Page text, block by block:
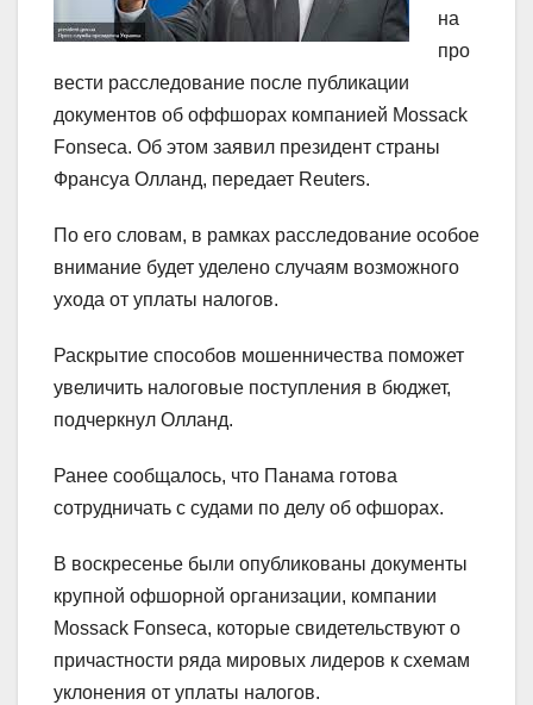
на
про
вести расследование после публикации
документов об оффшорах компанией Mossack
Fonseca. Об этом заявил президент страны
Франсуа Олланд, передает Reuters.
По его словам, в рамках расследование особое
внимание будет уделено случаям возможного
ухода от уплаты налогов.
Раскрытие способов мошенничества поможет
увеличить налоговые поступления в бюджет,
подчеркнул Олланд.
Ранее сообщалось, что Панама готова
сотрудничать с судами по делу об офшорах.
В воскресенье были опубликованы документы
крупной офшорной организации, компании
Mossack Fonseca, которые свидетельствуют о
причастности ряда мировых лидеров к схемам
уклонения от уплаты налогов.